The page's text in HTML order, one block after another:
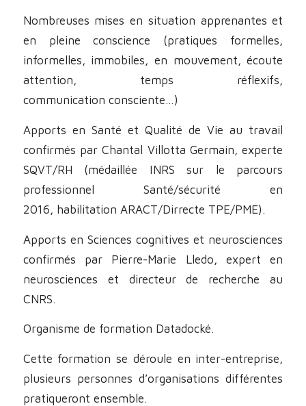
Nombreuses mises en situation apprenantes et
en pleine conscience (pratiques formelles,
informelles, immobiles, en mouvement, écoute
attention, temps réflexifs,
communication consciente…)
Apports en Santé et Qualité de Vie au travail
confirmés par Chantal Villotta Germain, experte
SQVT/RH (médaillée INRS sur le parcours
professionnel Santé/sécurité en
2016, habilitation ARACT/Dirrecte TPE/PME).
Apports en Sciences cognitives et neurosciences
confirmés par Pierre-Marie Lledo, expert en
neurosciences et directeur de recherche au
CNRS.
Organisme de formation Datadocké.
Cette formation se déroule en inter-entreprise,
plusieurs personnes d’organisations différentes
pratiqueront ensemble.